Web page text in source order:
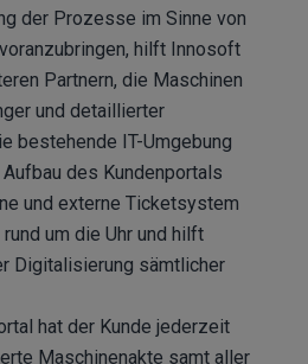
der Prozesse im Sinne von
hilft Innosoft
Partnern, die Maschinen
und detaillierter
bestehende IT-Umgebung
des Kundenportals
und externe Ticketsystem
um die Uhr und hilft
Digitalisierung sämtlicher
hat der Kunde jederzeit
Maschinenakte samt aller